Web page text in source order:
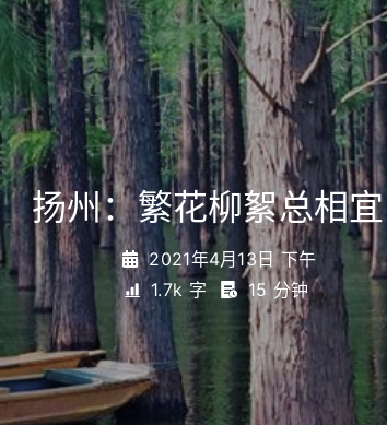
扬州：繁花柳絮总相宜
2021年4月13日 下午
1.7k 字
15 分钟